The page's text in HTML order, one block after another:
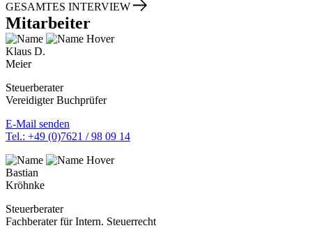
GESAMTES INTERVIEW
Mitarbeiter
Klaus D.
Meier
Steuerberater
Vereidigter Buchprüfer
E-Mail senden
Tel.: +49 (0)7621 / 98 09 14
Bastian
Kröhnke
Steuerberater
Fachberater für Intern. Steuerrecht